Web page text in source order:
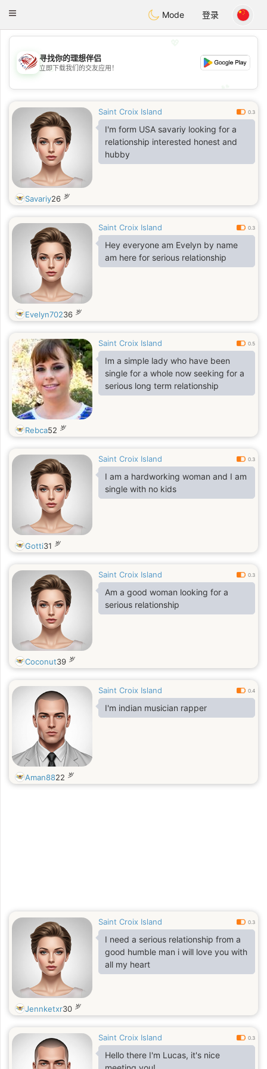
Dating
Toggle
Mode 登录
💖
💕
寻找你的理想伴侣
立即下载我们的交友应用！
Saint Croix Island 0.3
I'm form USA savariy looking for a
relationship interested honest and
hubby
Savariy26 岁
Saint Croix Island 0.3
Hey everyone am Evelyn by name
am here for serious relationship
Evelyn70236 岁
Saint Croix Island 0.5
Im a simple lady who have been
single for a whole now seeking for a
serious long term relationship
Rebca52 岁
Saint Croix Island 0.3
I am a hardworking woman and I am
single with no kids
Gotti31 岁
Saint Croix Island 0.3
Am a good woman looking for a
serious relationship
Coconut39 岁
Saint Croix Island 0.4
I'm indian musician rapper
Aman8822 岁
Saint Croix Island 0.3
I need a serious relationship from a
good humble man i will love you with
all my heart
Jennketxr30 岁
Saint Croix Island 0.3
Hello there I'm Lucas, it's nice